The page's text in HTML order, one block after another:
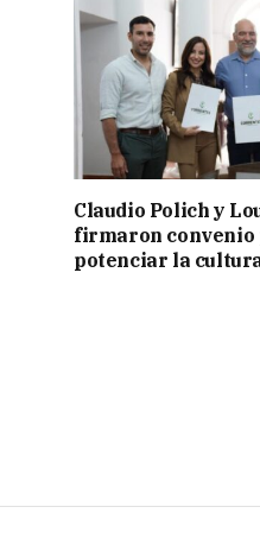
Claudio Polich y
firmaron convenio
potenciar la